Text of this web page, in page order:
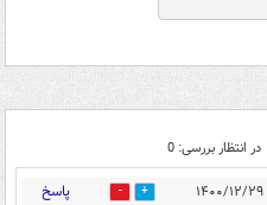
در انتظار بررسی: 0
25 پاسخ